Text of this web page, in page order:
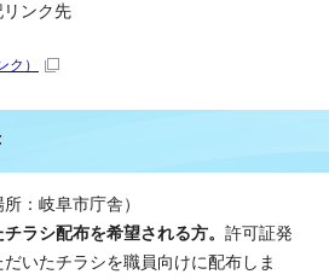
ンク先
ク）
所：岐阜市庁舎）
ラシ配布を希望される方。 許可証発
いたチラシを職員向けに配布しま